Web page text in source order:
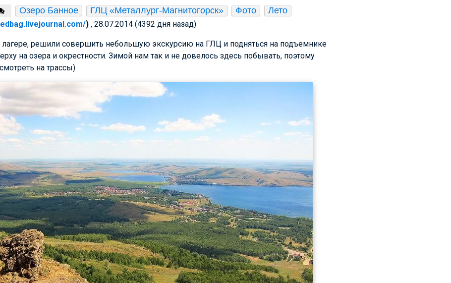
Озеро Банное ГЛЦ «Металлург-Магнитогорск» Фото Лето
) , 28.07.2014 (4392 дня назад)
решили совершить небольшую экскурсию на ГЛЦ и подняться на подъемнике
на озера и окрестности. Зимой нам так и не довелось здесь побывать, поэтому
на трассы)